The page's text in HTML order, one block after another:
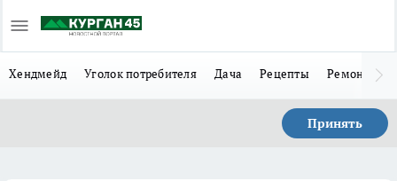
Хендмейд Уголок потребителя Дача Рецепты Ремонт
Принять